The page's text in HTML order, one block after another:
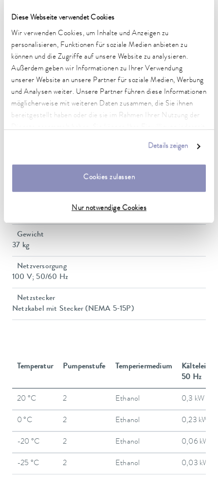
Diese Webseite verwendet Cookies
Wir verwenden Cookies, um Inhalte und Anzeigen zu
personalisieren, Funktionen für soziale Medien anbieten zu
können und die Zugriffe auf unsere Website zu analysieren.
Außerdem geben wir Informationen zu Ihrer Verwendung
unserer Website an unsere Partner für soziale Medien, Werbung
und Analysen weiter. Unsere Partner führen diese Informationen
möglicherweise mit weiteren Daten zusammen, die Sie ihnen
bereitgestellt haben oder die sie im Rahmen Ihrer Nutzung der
Details zeigen
Cookies zulassen
Nur notwendige Cookies
Heizleistung max.
Leistungsaufnahme max.
1.3 kW
Leistungsaufnahme
13 A
Förderdruck max.
0,6 bar
Abmessungen (BxTxH)
Gewicht
37 kg
Netzversorgung
100 V; 50/60 Hz
Netzstecker
Netzkabel mit Stecker (NEMA 5-15P)
Temperatur Pumpenstufe Temperiermedium
50 Hz
20 °C 2 Ethanol 0,3 kW
0 °C 2 Ethanol 0,23 kW
-20 °C 2 Ethanol 0,06 kW
-25 °C 2 Ethanol 0,03 kW